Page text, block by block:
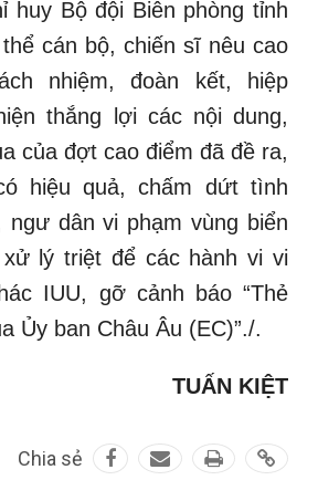
huy Bộ đội Biên phòng tỉnh
cán bộ, chiến sĩ nêu cao
nhiệm, đoàn kết, hiệp
thắng lợi các nội dung,
của đợt cao điểm đã đề ra,
hiệu quả, chấm dứt tình
ngư dân vi phạm vùng biển
lý triệt để các hành vi vi
IUU, gỡ cảnh báo “Thẻ
Ủy ban Châu Âu (EC)”./.
TUẤN KIỆT
Chia sẻ